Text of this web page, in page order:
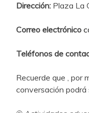
Dirección: Plaza La
Correo electrónico
Teléfonos de
Recuerde que , por
conversación podrá